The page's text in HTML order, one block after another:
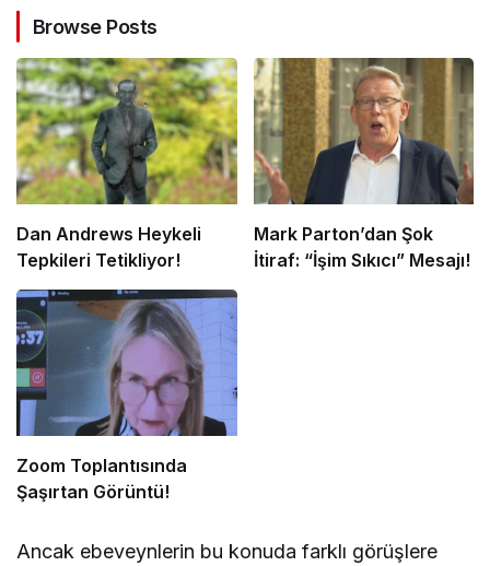
Browse Posts
Dan Andrews Heykeli
Tepkileri Tetikliyor!
Mark Parton’dan Şok
İtiraf: “İşim Sıkıcı” Mesajı!
Zoom Toplantısında
Şaşırtan Görüntü!
Ancak ebeveynlerin bu konuda farklı görüşlere